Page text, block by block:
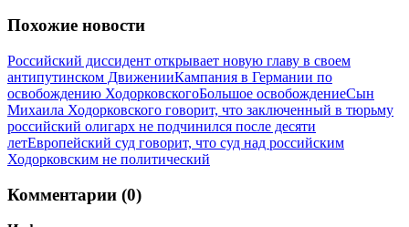
Похожие новости
Российский диссидент открывает новую главу в своем
антипутинском ДвиженииКампания в Германии по
освобождению ХодорковскогоБольшое освобождениеСын
Михаила Ходорковского говорит, что заключенный в тюрьму
российский олигарх не подчинился после десяти
летЕвропейский суд говорит, что суд над российским
Ходорковским не политический
Комментарии (0)